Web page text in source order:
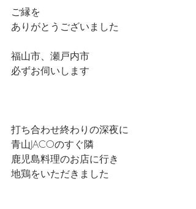
ご縁を
ありがとうございました
福山市、瀬戸内市
必ずお伺いします
打ち合わせ終わりの深夜に
青山JACOのすぐ隣
鹿児島料理のお店に行き
地鶏をいただきました